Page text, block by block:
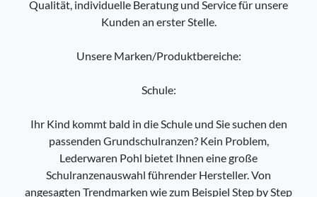
Qualität, individuelle Beratung und Service für unsere
Kunden an erster Stelle.
Unsere Marken/Produktbereiche:
Schule:
Ihr Kind kommt bald in die Schule und Sie suchen den
passenden Grundschulranzen? Kein Problem,
Lederwaren Pohl bietet Ihnen eine große
Schulranzenauswahl führender Hersteller. Von
angesagten Trendmarken wie zum Beispiel Step by Step